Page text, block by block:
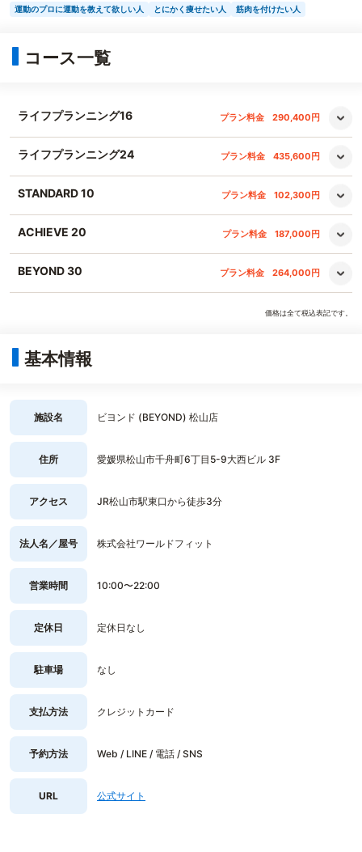
運動のプロに運動を教えて欲しい人 とにかく痩せたい人 筋肉を付けたい人
コース一覧
ライフプランニング16 プラン料金 290,400円
ライフプランニング24 プラン料金 435,600円
STANDARD 10 プラン料金 102,300円
ACHIEVE 20 プラン料金 187,000円
BEYOND 30 プラン料金 264,000円
価格は全て税込表記です。
基本情報
施設名 ビヨンド (BEYOND) 松山店
住所 愛媛県松山市千舟町6丁目5-9大西ビル 3F
アクセス JR松山市駅東口から徒歩3分
法人名／屋号 株式会社ワールドフィット
営業時間 10:00〜22:00
定休日 定休日なし
駐車場 なし
支払方法 クレジットカード
予約方法 Web / LINE / 電話 / SNS
URL 公式サイト